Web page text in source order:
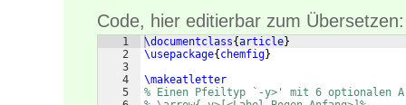
Code, hier editierbar zum Übersetzen:
1
2
3
4
5
\documentclass{article}
\usepackage{ chemfig}
\makeatletter
% Einen Pfeiltyp `-y>' mit 6 optionalen